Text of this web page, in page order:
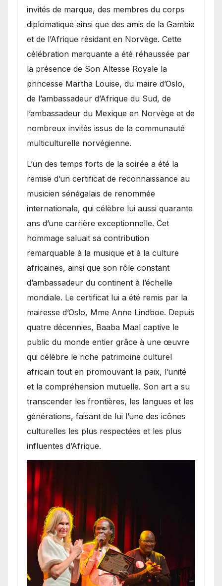
invités de marque, des membres du corps
diplomatique ainsi que des amis de la Gambie
et de l’Afrique résidant en Norvège. Cette
célébration marquante a été réhaussée par
la présence de Son Altesse Royale la
princesse Märtha Louise, du maire d’Oslo,
de l’ambassadeur d’Afrique du Sud, de
l’ambassadeur du Mexique en Norvège et de
nombreux invités issus de la communauté
multiculturelle norvégienne.
​L’un des temps forts de la soirée a été la
remise d’un certificat de reconnaissance au
musicien sénégalais de renommée
internationale, qui célèbre lui aussi quarante
ans d’une carrière exceptionnelle. Cet
hommage saluait sa contribution
remarquable à la musique et à la culture
africaines, ainsi que son rôle constant
d’ambassadeur du continent à l’échelle
mondiale. Le certificat lui a été remis par la
mairesse d’Oslo, Mme Anne Lindboe. Depuis
quatre décennies, Baaba Maal captive le
public du monde entier grâce à une œuvre
qui célèbre le riche patrimoine culturel
africain tout en promouvant la paix, l’unité
et la compréhension mutuelle. Son art a su
transcender les frontières, les langues et les
générations, faisant de lui l’une des icônes
culturelles les plus respectées et les plus
influentes d’Afrique.